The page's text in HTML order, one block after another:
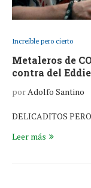
Increíble pero cierto
Metaleros de
contra del
porAdolfo Santino
DELICADITOS
Leer más